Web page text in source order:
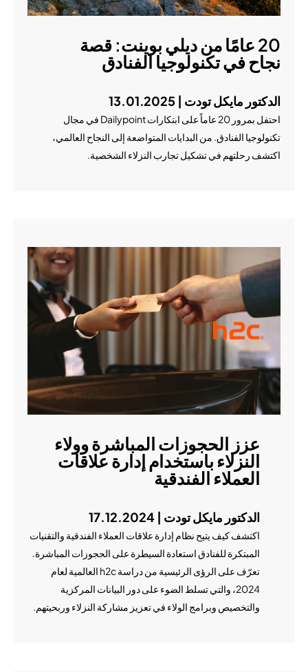
20 عامًا من ديلي بوينت: قصة
نجاح في تكنولوجيا الفنادق
الدكتور مايكل تودت | 13.01.2025
احتفل بمرور 20 عاماً على ابتكارات Dailypoint في مجال
تكنولوجيا الفنادق. من البدايات المتواضعة إلى النجاح العالمي،
اكتشف رحلتهم في تشكيل تجارب النزلاء الشخصية.
عزز الحجوزات المباشرة وولاء
النزلاء باستخدام إدارة علاقات
العملاء الفندقية
الدكتور مايكل تودت | 17.12.2024
اكتشف كيف يتيح نظام إدارة علاقات العملاء الفندقية والتقنيات
المبتكرة للفنادق استعادة السيطرة على الحجوزات المباشرة.
تعرّف على الرؤى الرئيسية من دراسة h2c العالمية لعام
2024، والتي تسلط الضوء على دور البيانات المركزية
والتخصيص وبرامج الولاء في تعزيز مشاركة النزلاء وربحيتهم.